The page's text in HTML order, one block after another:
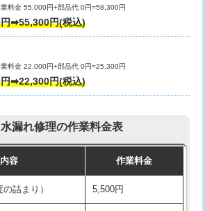
厚さ10㎝超え）
㎝まで）
10㎝超え）
16,500円
現場見積
までの価格です。
（壁付・デッキ
16,500円+材料費
排水トラップ
品） 11,000円+材料費
栓） 13,200円
水栓） 16,500円
器・分岐水栓） 16,500円
料金 55,000円+部品代 0円=58,300円
➡55,300円(税込)
料金 22,000円+部品代 0円=25,300円
➡22,300円(税込)
漏れ修理の作業料金表
容 作業料金
詰まり） 5,500円